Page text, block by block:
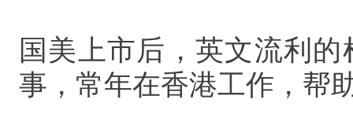
国美上市后，英文流利
事，常年在香港工作，帮